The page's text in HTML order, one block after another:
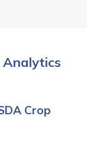
Analytics
Crop